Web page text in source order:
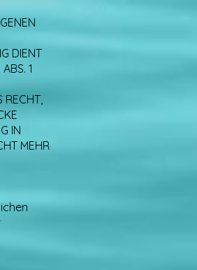
DIENT
1
RECHT,
IN
MEHR